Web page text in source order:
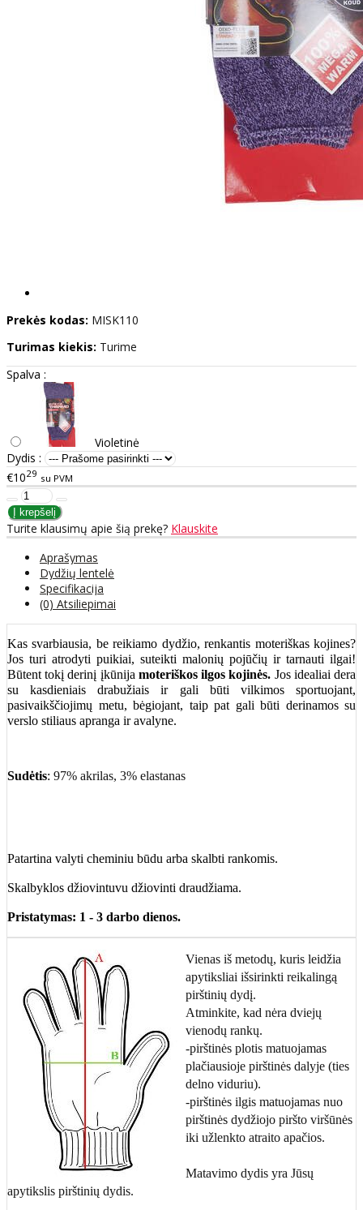
Prekės kodas: MISK110
Turimas kiekis: Turime
Spalva :
Violetinė
Dydis :
€1029 su PVM
Turite klausimų apie šią prekę? Klauskite
Aprašymas
Dydžių lentelė
Specifikacija
(0) Atsiliepimai
Kas svarbiausia, be reikiamo dydžio, renkantis moteriškas kojines?
Jos turi atrodyti puikiai, suteikti malonių pojūčių ir tarnauti ilgai!
Būtent tokį derinį įkūnija moteriškos ilgos kojinės. Jos idealiai dera
su kasdieniais drabužiais ir gali būti vilkimos sportuojant,
pasivaikščiojimų metu, bėgiojant, taip pat gali būti derinamos su
verslo stiliaus apranga ir avalyne.
Sudėtis: 97% akrilas, 3% elastanas
Patartina valyti cheminiu būdu arba skalbti rankomis.
Skalbyklos džiovintuvu džiovinti draudžiama.
Pristatymas: 1 - 3 darbo dienos.
Vienas iš metodų, kuris leidžia
apytiksliai išsirinkti reikalingą
pirštinių dydį.
Atminkite, kad nėra dviejų
vienodų rankų.
-pirštinės plotis matuojamas
plačiausioje pirštinės dalyje (ties
delno viduriu).
-pirštinės ilgis matuojamas nuo
pirštinės dydžiojo piršto viršūnės
iki užlenkto atraito apačios.
Matavimo dydis yra Jūsų
apytikslis pirštinių dydis.